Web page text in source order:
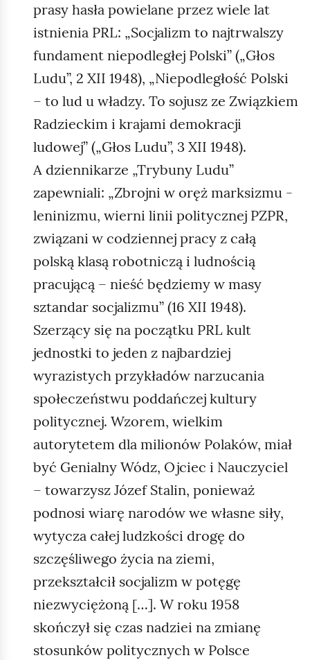
prasy hasła powielane przez wiele lat
istnienia PRL: „Socjalizm to najtrwalszy
fundament niepodległej Polski” („Głos
Ludu”, 2 XII 1948), „Niepodległość Polski
– to lud u władzy. To sojusz ze Związkiem
Radzieckim i krajami demokracji
ludowej” („Głos Ludu”, 3 XII 1948).
A dziennikarze „Trybuny Ludu”
zapewniali: „Zbrojni w oręż marksizmu -
leninizmu, wierni linii politycznej PZPR,
związani w codziennej pracy z całą
polską klasą robotniczą i ludnością
pracującą – nieść będziemy w masy
sztandar socjalizmu” (16 XII 1948).
Szerzący się na początku PRL kult
jednostki to jeden z najbardziej
wyrazistych przykładów narzucania
społeczeństwu poddańczej kultury
politycznej. Wzorem, wielkim
autorytetem dla milionów Polaków, miał
być Genialny Wódz, Ojciec i Nauczyciel
– towarzysz Józef Stalin, ponieważ
podnosi wiarę narodów we własne siły,
wytycza całej ludzkości drogę do
szczęśliwego życia na ziemi,
przekształcił socjalizm w potęgę
niezwyciężoną […]. W roku 1958
skończył się czas nadziei na zmianę
stosunków politycznych w Polsce